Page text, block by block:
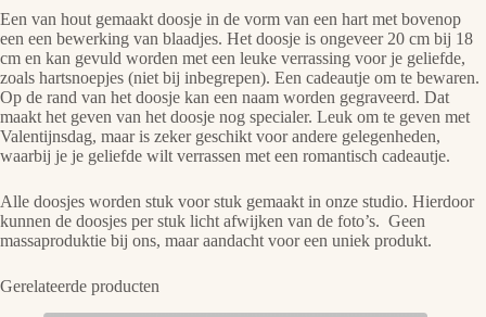
Een van hout gemaakt doosje in de vorm van een hart met bovenop
een een bewerking van blaadjes. Het doosje is ongeveer 20 cm bij 18
cm en kan gevuld worden met een leuke verrassing voor je geliefde,
zoals hartsnoepjes (niet bij inbegrepen). Een cadeautje om te bewaren.
Op de rand van het doosje kan een naam worden gegraveerd. Dat
maakt het geven van het doosje nog specialer. Leuk om te geven met
Valentijnsdag, maar is zeker geschikt voor andere gelegenheden,
waarbij je je geliefde wilt verrassen met een romantisch cadeautje.
Alle doosjes worden stuk voor stuk gemaakt in onze studio. Hierdoor
kunnen de doosjes per stuk licht afwijken van de foto’s. Geen
massaproduktie bij ons, maar aandacht voor een uniek produkt.
Gerelateerde producten